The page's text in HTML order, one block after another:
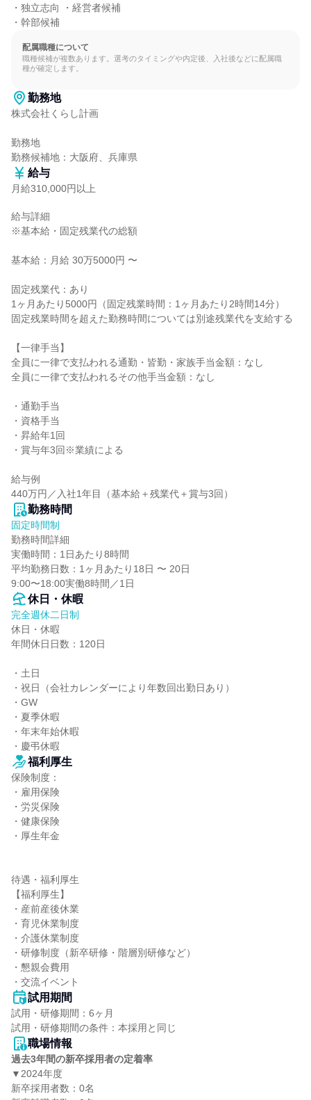
・独立志向 ・経営者候補
・幹部候補
配属職種について
職種候補が複数あります。選考のタイミングや内定後、入社後などに配属職
種が確定します。
勤務地
株式会社くらし計画
勤務地
勤務候補地：大阪府、兵庫県
給与
月給310,000円以上
給与詳細
※基本給・固定残業代の総額
基本給：月給 30万5000円 〜
固定残業代：あり
1ヶ月あたり5000円（固定残業時間：1ヶ月あたり2時間14分）
固定残業時間を超えた勤務時間については別途残業代を支給する
【一律手当】
全員に一律で支払われる通勤・皆勤・家族手当金額：なし
全員に一律で支払われるその他手当金額：なし
・通勤⼿当
・資格⼿当
・昇給年1回
・賞与年3回※業績による
給与例
440万円／⼊社1年⽬（基本給＋残業代＋賞与3回）
勤務時間
固定時間制
勤務時間詳細
実働時間：1日あたり8時間
平均勤務日数：1ヶ月あたり18日 〜 20日
9:00〜18:00実働8時間／1⽇
休日・休暇
完全週休二日制
休日・休暇
年間休日日数：120日
・⼟⽇
・祝⽇（会社カレンダーにより年数回出勤⽇あり）
・GW
・夏季休暇
・年末年始休暇
・慶弔休暇
福利厚生
保険制度：
・雇用保険
・労災保険
・健康保険
・厚生年金
待遇・福利厚生
【福利厚生】
・産前産後休業
・育児休業制度
・介護休業制度
・研修制度（新卒研修・階層別研修など）
・懇親会費⽤
・交流イベント
試用期間
試用・研修期間：6ヶ月
職場情報
過去3年間の新卒採用者の定着率
▼2024年度
新卒採用者数：0名